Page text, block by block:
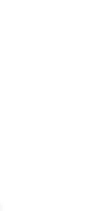
l'indirizzo e-mail
quindi